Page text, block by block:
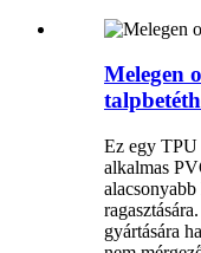
Melegen
Ez egy TPU
alkalmas
gyártására